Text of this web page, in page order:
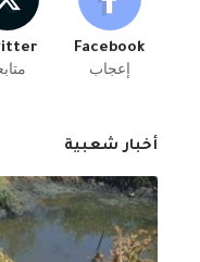
Facebook
إعجاب
أخبار شعبية